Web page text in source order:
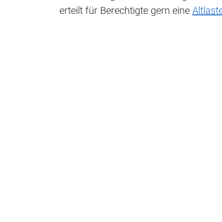
erteilt für Berechtigte gern eine